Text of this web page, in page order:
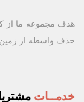
هدف مجموعه ما از
حذف واسطه از زمین
خدمــات